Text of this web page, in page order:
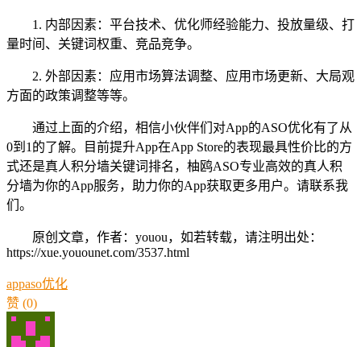
1. 内部因素：平台技术、优化师经验能力、投放量级、打
量时间、关键词权重、竞品竞争。
2. 外部因素：应用市场算法调整、应用市场更新、大局观
方面的政策调整等等。
通过上面的介绍，相信小伙伴们对App的ASO优化有了从
0到1的了解。目前提升App在App Store的表现最具性价比的方
式还是真人积分墙关键词排名，柚鸥ASO专业高效的真人积
分墙为你的App服务，助力你的App获取更多用户。请联系我
们。
原创文章，作者：youou，如若转载，请注明出处：
https://xue.youounet.com/3537.html
appaso优化
赞 (0)